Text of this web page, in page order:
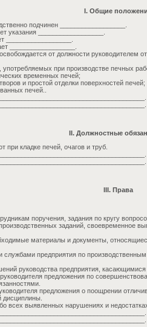
I. Общие
подчинен __________________.
указания __________________.
__________________.
__________________.
от должности руководителем
при производстве печных
временных печей;
и простой отделки поверхностей печей;
печей..
II. Должностные
при кладке печей, очагов и труб.
III. Права
поручения, задания по кругу
заданий, своевременное
материалы и документы,
службами предприятия по
руководства предприятия,
предложения по
предложения о поощрении
дисциплины.
всех выявленных нарушениях и